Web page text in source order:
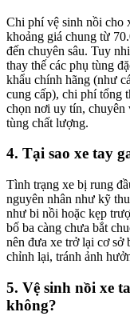
Chi phí vệ sinh nồi cho
khoảng giá chung từ
đến chuyên sâu. Tuy
thay thế các phụ tùng
khẩu chính hãng (như
cung cấp), chi phí tổng
chọn nơi uy tín, chuyên
tùng chất lượng.
4. Tại sao xe tay
Tình trạng xe bị rung
nguyên nhân như kỹ
như bi nồi hoặc kẹp
bố ba càng chưa bắt
nên đưa xe trở lại cơ sở
chỉnh lại, tránh ảnh
5. Vệ sinh nồi xe
không?